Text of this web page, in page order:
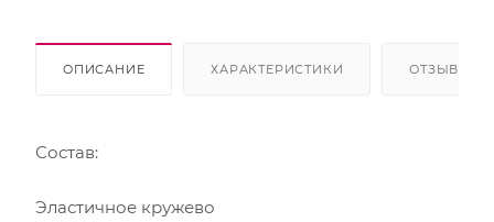
ОПИСАНИЕ ХАРАКТЕРИСТИКИ ОТЗЫВЫ
Состав:
Эластичное кружево